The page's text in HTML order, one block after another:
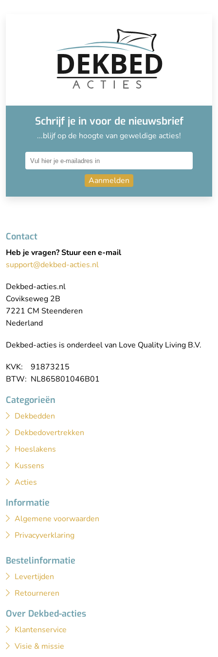
Schrijf je in voor de nieuwsbrief
...blijf op de hoogte van geweldige acties!
Aanmelden
Contact
Heb je vragen? Stuur een e-mail
support@dekbed-acties.nl
Dekbed-acties.nl
Covikseweg 2B
7221 CM Steenderen
Nederland
Dekbed-acties is onderdeel van Love Quality Living B.V.
KVK: 91873215
BTW: NL865801046B01
Categorieën
Dekbedden
Dekbedovertrekken
Hoeslakens
Kussens
Acties
Informatie
Algemene voorwaarden
Privacyverklaring
Bestelinformatie
Levertijden
Retourneren
Over Dekbed-acties
Klantenservice
Visie & missie